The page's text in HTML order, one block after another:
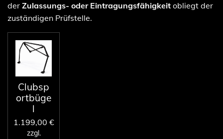
der Zulassungs- oder Eintragungsfähigkeit obliegt der
zuständigen Prüfstelle.
Clubsp
ortbüge
l
1.199,00 €
zzgl.